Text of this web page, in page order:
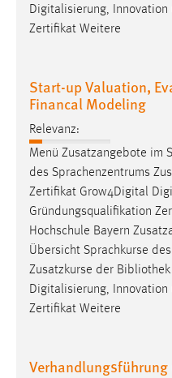
Digitalisierung,
Zertifikat Weitere
Start-up Valuation,
Financal Modeling
Relevanz:
Menü Zusatzangebote im
des Sprachenzentrums
Zertifikat Grow4Digital
Gründungsqualifikation
Hochschule Bayern
Übersicht Sprachkurse
Zusatzkurse der Bibliothek
Digitalisierung,
Zertifikat Weitere
Zugriffsstatistik
MARKETING
Marketing Cookies
verwendet, um
Sie tun dies, indem sie
hinweg verfolgen.
Google Ads
Name: